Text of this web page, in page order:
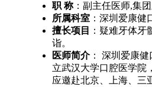
职 称：副主任医师,集
所属科室 ：深圳爱康
擅长项目
：疑难牙体
诣。
医师简介： 深圳爱康
立武汉大学口腔医学院
应邀赴北京、上海、三